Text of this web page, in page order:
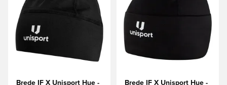
Brede IF X Unisport Hue -
Brede IF X Unisport Hue -